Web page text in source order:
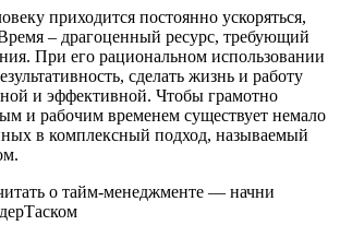
приходится постоянно ускоряться,
– драгоценный ресурс, требующий
При его рациональном использовании
сделать жизнь и работу
и эффективной. Чтобы грамотно
и рабочим временем существует немало
в комплексный подход, называемый
о тайм-менеджменте — начни